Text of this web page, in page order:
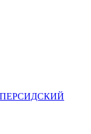
ПЕРСИДСКИЙ